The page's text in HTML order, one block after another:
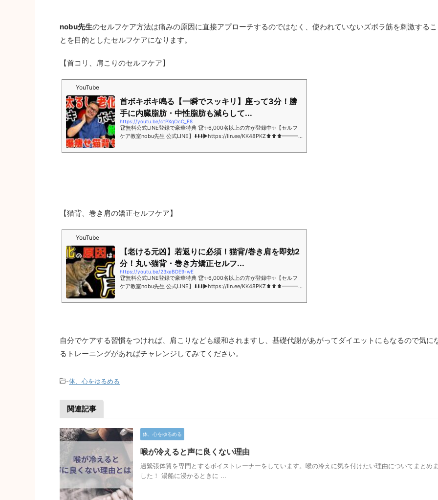
nobu先生のセルフケア方法は痛みの原因に直接アプローチするのではなく、使われていないズボラ筋を刺激するこ
とを目的としたセルフケアになります。
【首コリ、肩こりのセルフケア】
YouTube
首ボキボキ鳴る【一瞬でスッキリ】座って3分！勝
手に内臓脂肪・中性脂肪も減らして...
https://youtu.be/ctPXgOcC_F8
🏆無料公式LINE登録で豪華特典 🏆✨6,000名以上の方が登録中✨【セルフ
ケア教室nobu先生 公式LINE】⬇️⬇️⬇️▶️https://lin.ee/KK48PKZ⬆︎⬆︎⬆︎━━━
痩せ・スタイルアップ✅【超簡単】腰痛・股関節痛・膝...
【猫背、巻き肩の矯正セルフケア】
YouTube
【老ける元凶】若返りに必須！猫背/巻き肩を即効2
分！丸い猫背・巻き方矯正セルフ...
https://youtu.be/23xeBDE9-wE
🏆無料公式LINE登録で豪華特典 🏆✨6,000名以上の方が登録中✨【セルフ
ケア教室nobu先生 公式LINE】⬇️⬇️⬇️▶️https://lin.ee/KK48PKZ⬆︎⬆︎⬆︎━━━
せ・スタイルアップ🎁✅【超簡単】腰痛・股関節痛・膝...
自分でケアする習慣をつければ、肩こりなども緩和されますし、基礎代謝があがってダイエットにもなるので気に
るトレーニングがあればチャレンジしてみてください。
-体、心をゆるめる
関連記事
体、心をゆるめる
喉が冷えると声に良くない理由
過緊張体質を専門とするボイストレーナーをしています。喉の冷えに気を付けたい理由についてまとめ
した！ 湯船に浸かるときに ...